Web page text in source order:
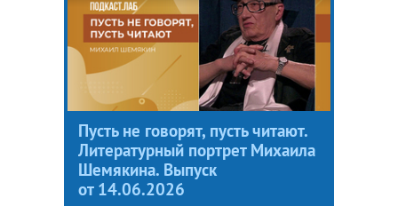
Пусть не говорят, пусть читают.
Литературный портрет Михаила
Шемякина. Выпуск
от 14.06.2026